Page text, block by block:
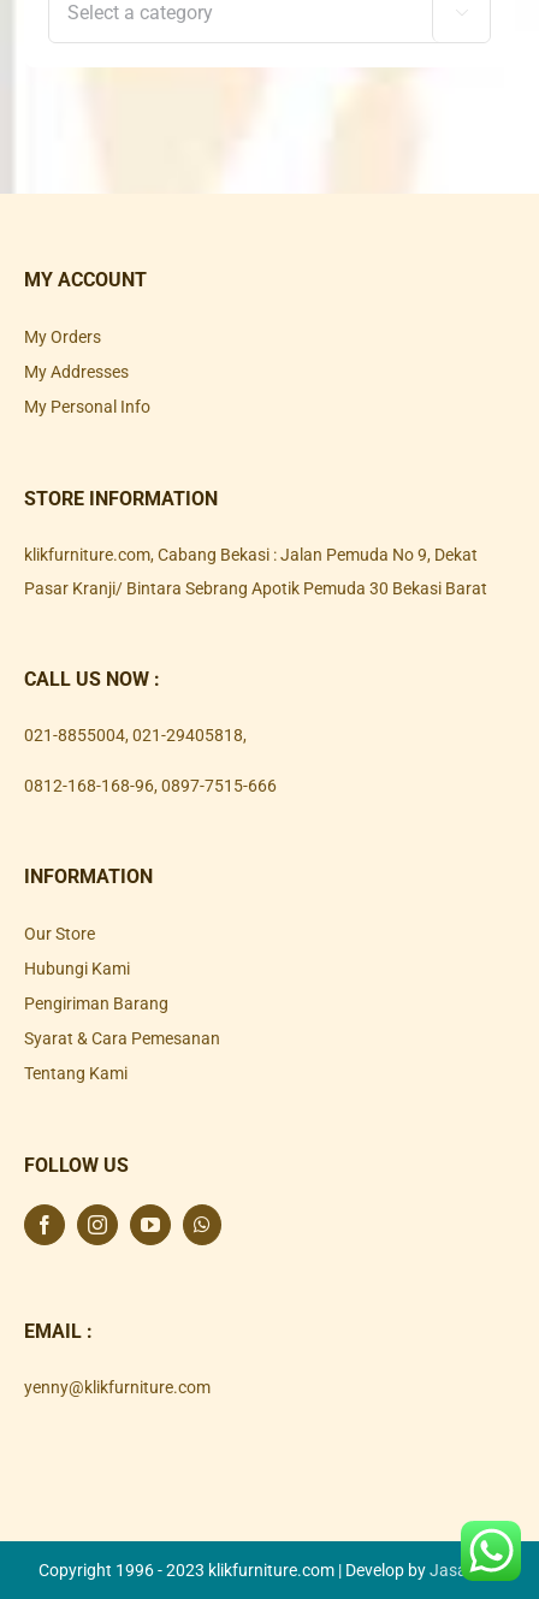

MY ACCOUNT
My Orders
My Addresses
My Personal Info
STORE INFORMATION
klikfurniture.com, Cabang Bekasi : Jalan Pemuda No 9, Dekat
Pasar Kranji/ Bintara Sebrang Apotik Pemuda 30 Bekasi Barat
CALL US NOW :
021-8855004, 021-29405818,
0812-168-168-96, 0897-7515-666
INFORMATION
Our Store
Hubungi Kami
Pengiriman Barang
Syarat & Cara Pemesanan
Tentang Kami
FOLLOW US
EMAIL :
yenny@klikfurniture.com
Copyright 1996 - 2023 klikfurniture.com | Develop byJasa SEO